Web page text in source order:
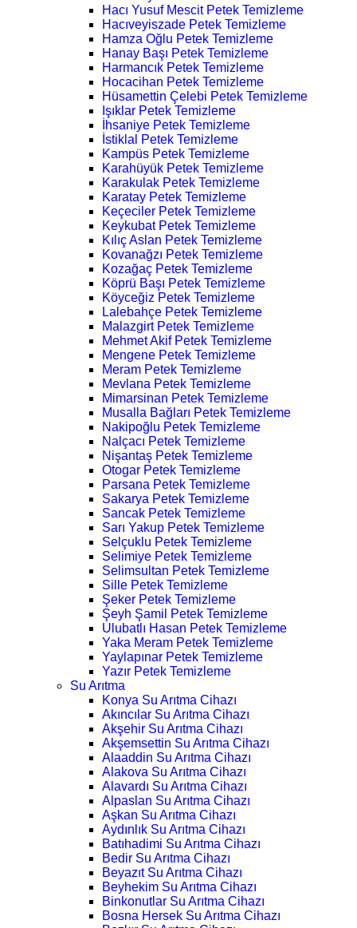
Hacı Yusuf Mescit Petek Temizleme
Hacıveyiszade Petek Temizleme
Hamza Oğlu Petek Temizleme
Hanay Başı Petek Temizleme
Harmancık Petek Temizleme
Hocacihan Petek Temizleme
Hüsamettin Çelebi Petek Temizleme
Işıklar Petek Temizleme
İhsaniye Petek Temizleme
İstiklal Petek Temizleme
Kampüs Petek Temizleme
Karahüyük Petek Temizleme
Karakulak Petek Temizleme
Karatay Petek Temizleme
Keçeciler Petek Temizleme
Keykubat Petek Temizleme
Kılıç Aslan Petek Temizleme
Kovanağzı Petek Temizleme
Kozağaç Petek Temizleme
Köprü Başı Petek Temizleme
Köyceğiz Petek Temizleme
Lalebahçe Petek Temizleme
Malazgirt Petek Temizleme
Mehmet Akif Petek Temizleme
Mengene Petek Temizleme
Meram Petek Temizleme
Mevlana Petek Temizleme
Mimarsinan Petek Temizleme
Musalla Bağları Petek Temizleme
Nakipoğlu Petek Temizleme
Nalçacı Petek Temizleme
Nişantaş Petek Temizleme
Otogar Petek Temizleme
Parsana Petek Temizleme
Sakarya Petek Temizleme
Sancak Petek Temizleme
Sarı Yakup Petek Temizleme
Selçuklu Petek Temizleme
Selimiye Petek Temizleme
Selimsultan Petek Temizleme
Sille Petek Temizleme
Şeker Petek Temizleme
Şeyh Şamil Petek Temizleme
Ulubatlı Hasan Petek Temizleme
Yaka Meram Petek Temizleme
Yaylapınar Petek Temizleme
Yazır Petek Temizleme
Su Arıtma
Konya Su Arıtma Cihazı
Akıncılar Su Arıtma Cihazı
Akşehir Su Arıtma Cihazı
Akşemsettin Su Arıtma Cihazı
Alaaddin Su Arıtma Cihazı
Alakova Su Arıtma Cihazı
Alavardı Su Arıtma Cihazı
Alpaslan Su Arıtma Cihazı
Aşkan Su Arıtma Cihazı
Aydınlık Su Arıtma Cihazı
Batıhadimi Su Arıtma Cihazı
Bedir Su Arıtma Cihazı
Beyazıt Su Arıtma Cihazı
Beyhekim Su Arıtma Cihazı
Binkonutlar Su Arıtma Cihazı
Bosna Hersek Su Arıtma Cihazı